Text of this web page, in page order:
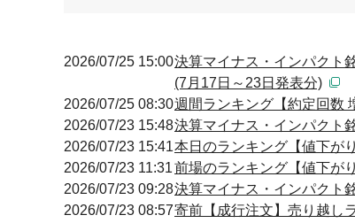
2026/07/25 15:00決算マイナス・インパクト
(7月17日～23日発表分)
2026/07/25 08:30週間ランキング【約定回数
2026/07/23 15:48決算マイナス・インパク
2026/07/23 15:41本日のランキング【値下が
2026/07/23 11:31前場のランキング【値下が
2026/07/23 09:28決算マイナス・インパク
2026/07/23 08:57寄前【成行注文】売り越し